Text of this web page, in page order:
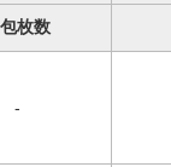
枚数
-